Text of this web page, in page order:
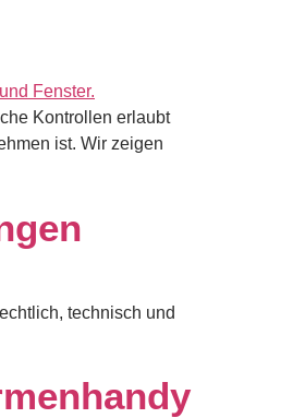
Kontrollen erlaubt
ist. Wir zeigen
technisch und